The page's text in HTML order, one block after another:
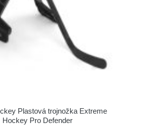
Plastová trojnožka Extreme
Hockey Pro Defender